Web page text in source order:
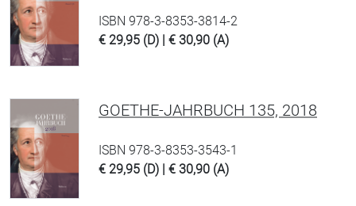
ISBN 978-3-8353-3814-2
€ 29,95 (D) | € 30,90 (A)
GOETHE-JAHRBUCH 135, 2018
ISBN 978-3-8353-3543-1
€ 29,95 (D) | € 30,90 (A)